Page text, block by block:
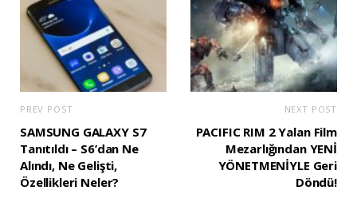
PREV POST
SAMSUNG GALAXY S7
Tanıtıldı – S6’dan Ne
Alındı, Ne Gelişti,
Özellikleri Neler?
NEXT POST
PACIFIC RIM 2 Yalan Film
Mezarlığından YENİ
YÖNETMENİYLE Geri
Döndü!